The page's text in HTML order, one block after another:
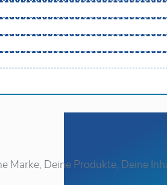
Marke, Deine Produkte, Deine